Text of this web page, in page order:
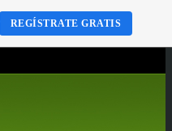
REGÍSTRATE GRATIS